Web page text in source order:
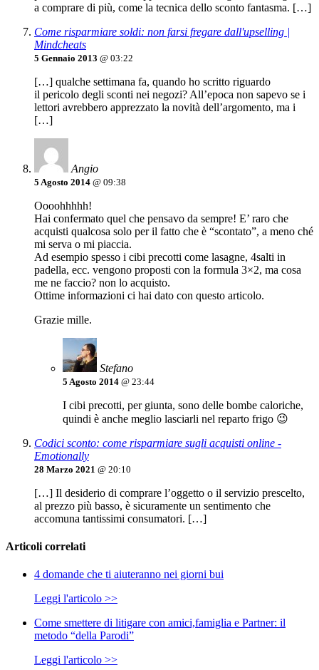
a comprare di più, come la tecnica dello sconto fantasma. […]
Come risparmiare soldi: non farsi fregare dall'upselling |
Mindcheats
5 Gennaio 2013 @ 03:22
[…] qualche settimana fa, quando ho scritto riguardo
il pericolo degli sconti nei negozi? All’epoca non sapevo se i
lettori avrebbero apprezzato la novità dell’argomento, ma i
[…]
Angio
5 Agosto 2014 @ 09:38
Oooohhhhh!
Hai confermato quel che pensavo da sempre! E’ raro che
acquisti qualcosa solo per il fatto che è “scontato”, a meno ché
mi serva o mi piaccia.
Ad esempio spesso i cibi precotti come lasagne, 4salti in
padella, ecc. vengono proposti con la formula 3×2, ma cosa
me ne faccio? non lo acquisto.
Ottime informazioni ci hai dato con questo articolo.
Grazie mille.
Stefano
5 Agosto 2014 @ 23:44
I cibi precotti, per giunta, sono delle bombe caloriche,
quindi è anche meglio lasciarli nel reparto frigo 😉
Codici sconto: come risparmiare sugli acquisti online -
Emotionally
28 Marzo 2021 @ 20:10
[…] Il desiderio di comprare l’oggetto o il servizio prescelto,
al prezzo più basso, è sicuramente un sentimento che
accomuna tantissimi consumatori. […]
Articoli correlati
4 domande che ti aiuteranno nei giorni bui
Leggi l'articolo >>
Come smettere di litigare con amici,famiglia e Partner: il
metodo “della Parodi”
Leggi l'articolo >>